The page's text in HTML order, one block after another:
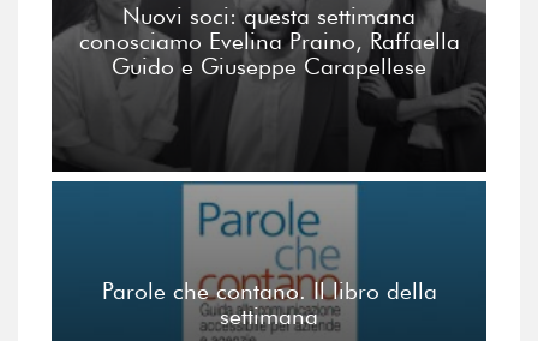
Nuovi soci: questa settimana
conosciamo Evelina Praino, Raffaella
Guido e Giuseppe Carapellese
Parole che contano. Il libro della
settimana